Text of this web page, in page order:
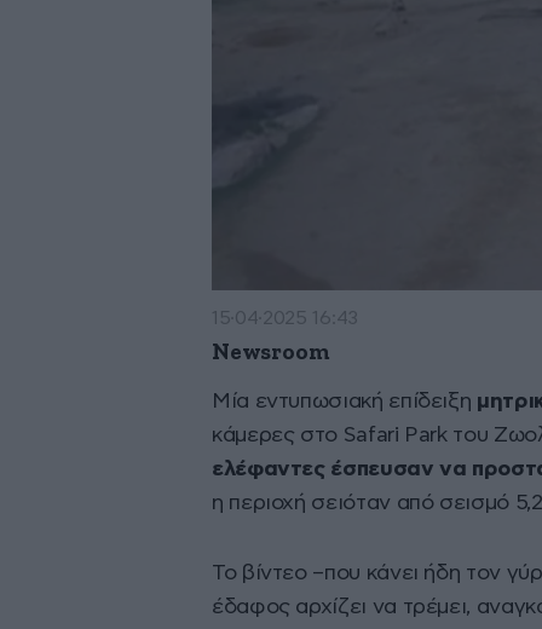
15·04·2025 16:43
Newsroom
Μία εντυπωσιακή επίδειξη
κάμερες στο Safari Park του
ελέφαντες έσπευσαν να
η περιοχή σειόταν από σεισμό
Το βίντεο –που κάνει ήδη τον
έδαφος αρχίζει να τρέμει,